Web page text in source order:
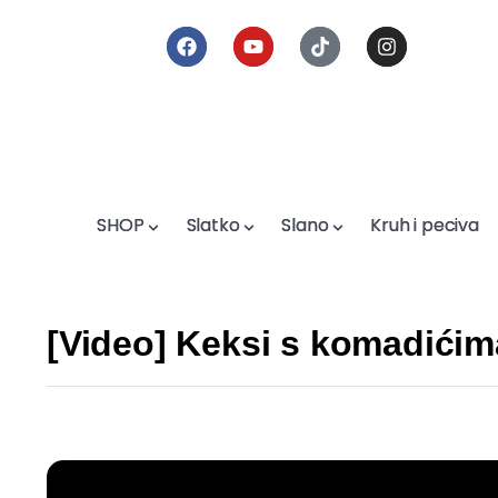
SHOP Slatko Slano Kruh i peciva
SHOP Slatko Slano Kruh i peciva
[Video] Keksi s